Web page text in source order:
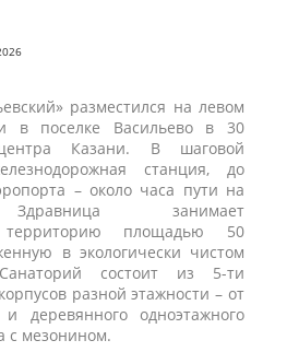
разместился на левом
в поселке Васильево в 30
Казани. В шаговой
станция, до
– около часа пути на
занимает
территорию площадью 50
в экологически чистом
состоит из 5-ти
разной этажности – от
деревянного одноэтажного
с мезонином.